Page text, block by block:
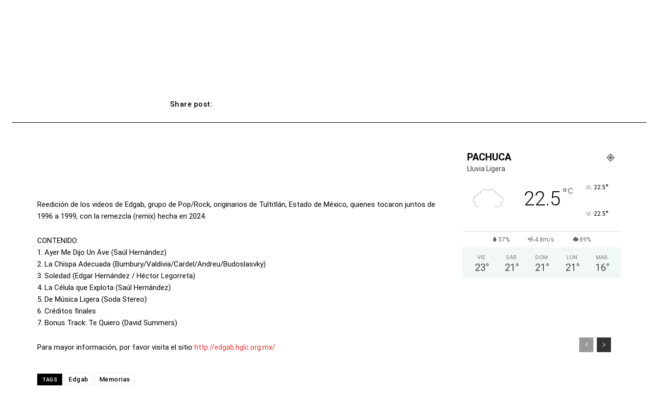
Share post:
Reedición de los videos de Edgab, grupo de Pop/Rock, originarios de Tultitlán, Estado de México, quienes tocaron juntos de
1996 a 1999, con la remezcla (remix) hecha en 2024.
CONTENIDO:
1. Ayer Me Dijo Un Ave (Saúl Hernández)
2. La Chispa Adecuada (Bumbury/Valdivia/Cardel/Andreu/Budoslasvky)
3. Soledad (Edgar Hernández / Héctor Legorreta)
4. La Célula que Explota (Saúl Hernández)
5. De Música Ligera (Soda Stereo)
6. Créditos finales
7. Bonus Track: Te Quiero (David Summers)
Para mayor información, por favor visita el sitio http://edgab.hglc.org.mx/
TAGS Edgab Memorias
PACHUCA
Lluvia Ligera
22.5°C 22.5°
22.5°
57% 4.8m/s 89%
VIE
23°
SÁB
21 °
DOM
21 °
LUN
21 °
MAR
16°